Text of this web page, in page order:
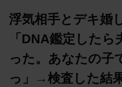
浮気相手とデキ婚
「DNA鑑定した
った。あなたの子
っ」→検査した結